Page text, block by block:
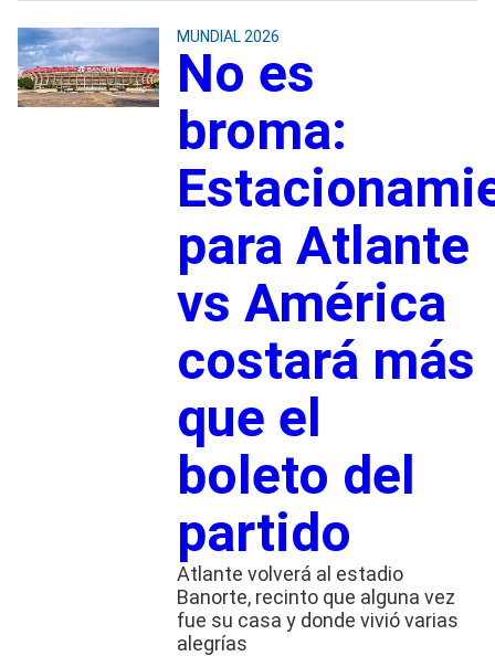
MUNDIAL 2026
No es
broma:
para Atlante
vs América
costará más
que el
boleto del
partido
Atlante volverá al estadio
Banorte, recinto que alguna vez
fue su casa y donde vivió varias
alegrías